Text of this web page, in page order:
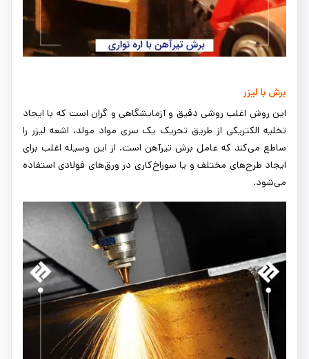
برش با لیزر
این روش اغلب روشی دقیق و آزمایشگاهی و گران است که با ایجاد
تخلیه الکتریکی از طریق تحریک یک سری مواد مولد، اشعه لیزر را
ساطع می‌کند که عامل برش تیرآهن است. از این وسیله اغلب برای
ایجاد طرح‌های مختلف و یا سوراخ‌کاری در ورق‌های فولادی استفاده
می‌شود.